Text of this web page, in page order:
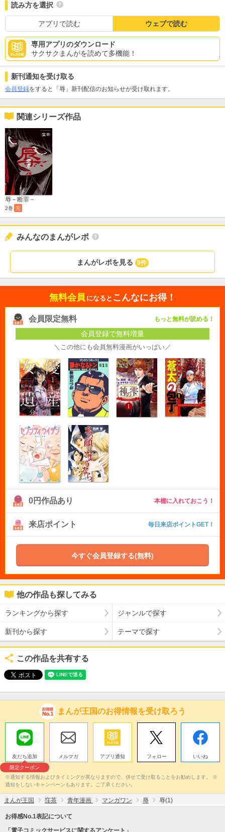
読み方を選択
アプリで読む ウェブで読む
専用アプリのダウンロード
サクサクまんがを読めて多機能！
新刊通知を受け取る
会員登録をすると「辱」新刊配信のお知らせが受け取れます。
関連シリーズ作品
辱－断罪－
2巻 完
みんなのまんがレポ
まんがレポを見る 9件
無料会員 になると こんなにお得！
会員限定無料 もっと無料が読める！
会員登録で無料増量
＼この他にも会員無料漫画がいっぱい／
0円作品あり 本棚に入れておこう！
来店ポイント 毎日来店ポイントGET！
今すぐ会員登録する(無料)
他の作品も探してみる
ランキングから探す ジャンルで探す
新刊から探す テーマで探す
この作品を共有する
まんが王国のお得情報を受け取ろう
友だち追加
限定クーポン
メルマガ アプリ通知 フォロー いいね
※通知する情報およびタイミングが異なりますので、併せて受け取ることをお勧めします。 ※
通知をしないキャンペーンもあります。ご了承ください。
まんが王国 窪茶 青年漫画 マンガワン 辱 辱(1)
お得感No.1表記について